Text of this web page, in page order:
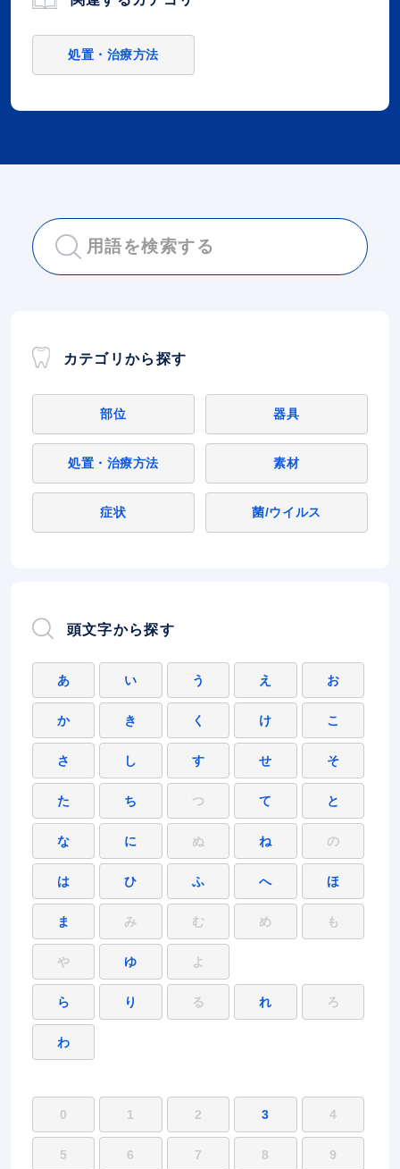
処置・治療方法
カテゴリから探す
部位 器具
処置・治療方法 素材
症状 菌/ウイルス
頭文字から探す
あ い う え お
か き く け こ
さ し す せ そ
た ち つ て と
な に ぬ ね の
は ひ ふ へ ほ
ま み む め も
や ゆ よ
ら り る れ ろ
わ
0 1 2 3 4
5 6 7 8 9